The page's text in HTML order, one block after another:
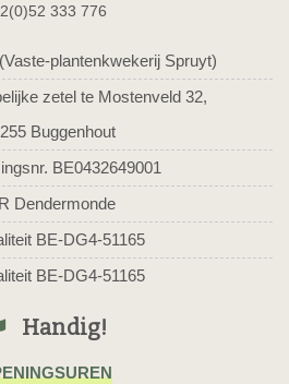
333 776
plantenkwekerij Spruyt)
zetel te Mostenveld 32,
Buggenhout
BE0432649001
Dendermonde
BE-DG4-51165
BE-DG4-51165
Handig!